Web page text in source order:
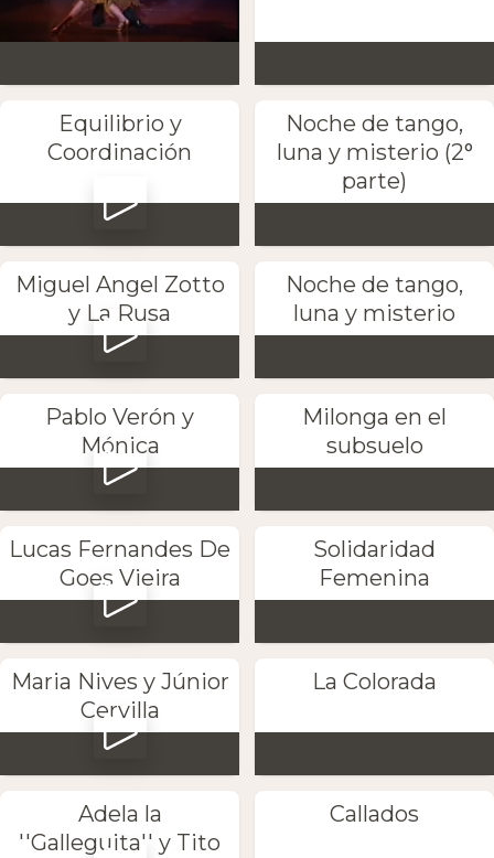
Equilibrio y
Coordinación
Noche de tango,
luna y misterio (2°
parte)
Miguel Angel Zotto
y La Rusa
Noche de tango,
luna y misterio
Pablo Verón y
Mónica
Milonga en el
subsuelo
Lucas Fernandes De
Goes Vieira
Solidaridad
Femenina
Maria Nives y Júnior
Cervilla
La Colorada
Adela la
''Galleguita'' y Tito
Callados